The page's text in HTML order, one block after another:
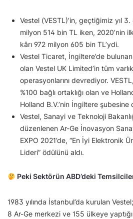
Vestel (VESTL)’in, geçtiğimiz yıl
milyon 514 bin TL iken, 2020’nin
kârı 972 milyon 605 bin TL’ydi.
Vestel Ticaret, İngiltere’de bulunan
olan Vestel UK Limited’in tüm
operasyonlarını devrediyor.
%100 bağlı ortaklığı olan ve
Holland B.V.’nin İngiltere
Vestel, Sanayi ve Teknoloji
düzenlenen Ar-Ge İnovasyon
EXPO 2021’de, “En İyi Elektronik
Lideri” ödülünü aldı.
Peki Sektörün ABD’deki
1983 yılında İstanbul’da kurulan
8 Ar-Ge merkezi ve 155 ülkeye